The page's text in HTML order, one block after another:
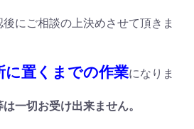
にご相談の上決めさせて頂きま
に置くまでの作業になりま
一切お受け出来ません。